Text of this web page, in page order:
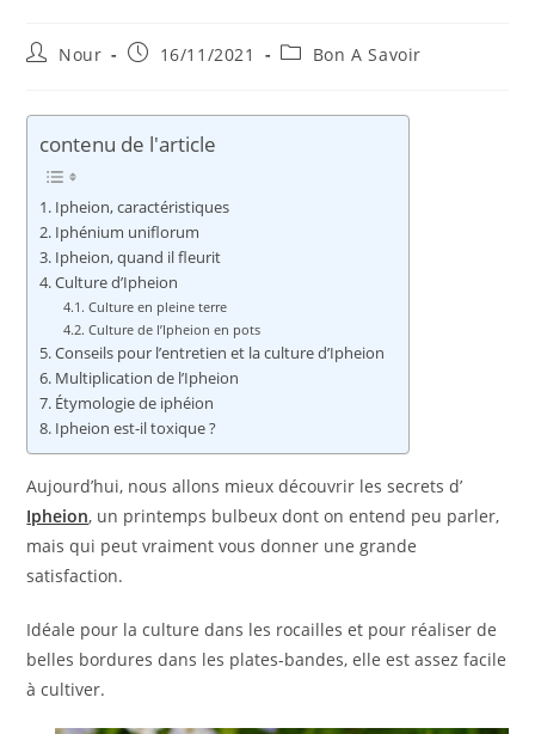
Auteur/autrice
publication :
Nour
Publication
16/11/2021
PostBon A Savoir
contenu de l'article
Ipheion, caractéristiques
Iphénium uniflorum
Ipheion, quand il fleurit
Culture d’Ipheion
Culture en pleine terre
Culture de l’Ipheion en pots
Conseils pour l’entretien et la culture d’Ipheion
Multiplication de l’Ipheion
Étymologie de iphéion
Ipheion est-il toxique ?
Aujourd’hui, nous allons mieux découvrir les secrets d’
Ipheion, un printemps bulbeux dont on entend peu parler,
mais qui peut vraiment vous donner une grande
satisfaction.
Idéale pour la culture dans les rocailles et pour réaliser de
belles bordures dans les plates-bandes, elle est assez facile
à cultiver.